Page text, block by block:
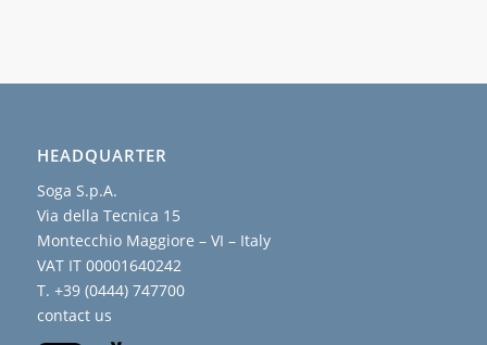
HEADQUARTER
Soga S.p.A.
Via della Tecnica 15
Montecchio Maggiore – VI – Italy
VAT IT 00001640242
T. +39 (0444) 747700
contact us